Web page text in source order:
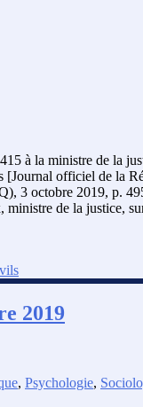
à la ministre de la
[Journal officiel de la
3 octobre 2019, p.
ministre de la justice,
2019
, Psychologie,